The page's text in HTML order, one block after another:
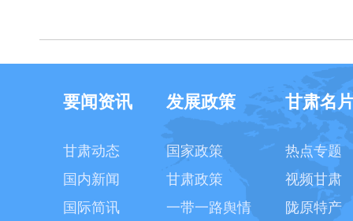
要闻资讯
甘肃动态
国内新闻
国际简讯
发展政策
国家政策
甘肃政策
一带一路舆情
甘肃名
热点专题
视频甘肃
陇原特产